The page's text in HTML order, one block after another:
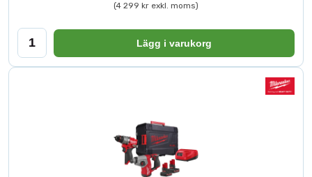
(4 299 kr exkl. moms)
Lägg i varukorg